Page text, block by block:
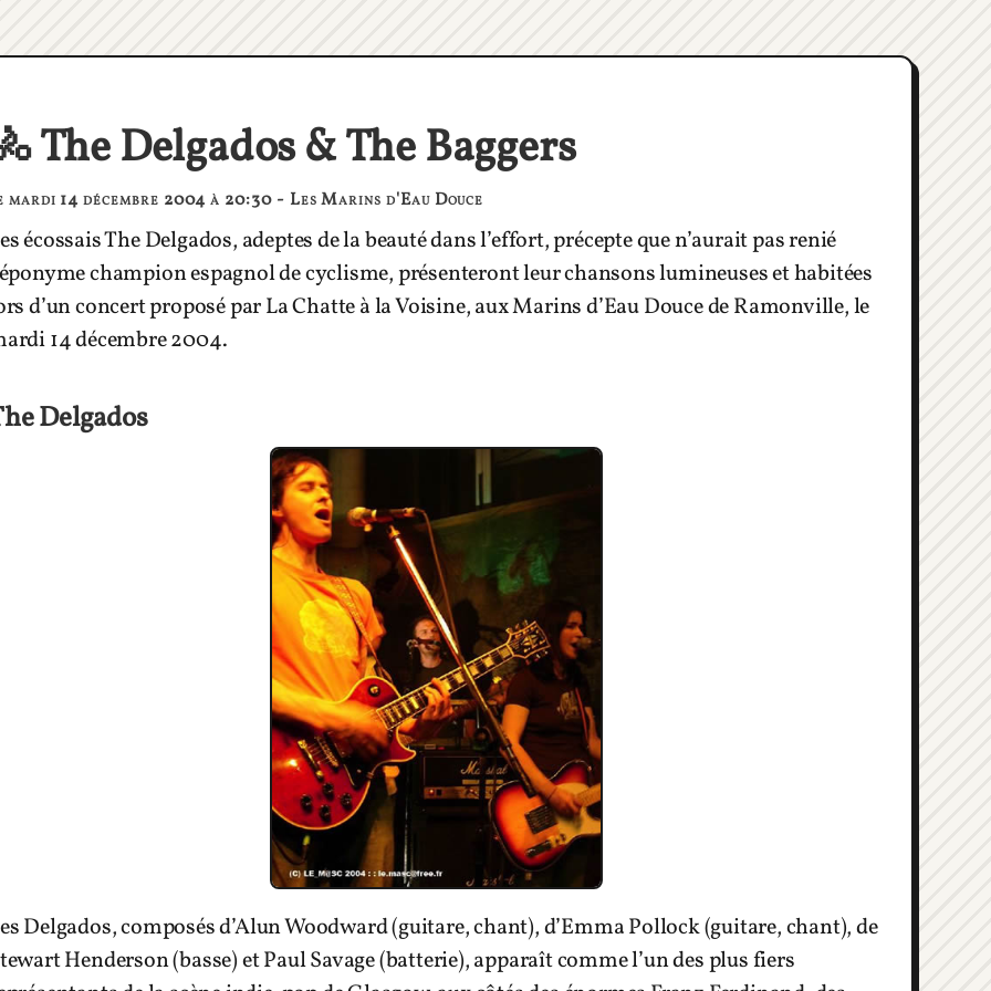
The Delgados & The Baggers
mardi 14 décembre 2004 à 20:30 - Les Marins d'Eau Douce
écossais The Delgados, adeptes de la beauté dans l’effort, précepte que n’aurait pas renié
champion espagnol de cyclisme, présenteront leur chansons lumineuses et habitées
d’un concert proposé par La Chatte à la Voisine, aux Marins d’Eau Douce de Ramonville, le
14 décembre 2004.
Delgados
Delgados, composés d’Alun Woodward (guitare, chant), d’Emma Pollock (guitare, chant), de
Henderson (basse) et Paul Savage (batterie), apparaît comme l’un des plus fiers